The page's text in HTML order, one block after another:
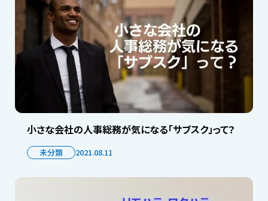
小さな会社の人事総務が気になる「サブスク」って？
未分類 2021.08.11